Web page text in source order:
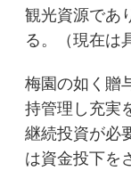
観光資源であ
る。（現在は
梅園の如く贈
持管理し充実
継続投資が必
は資金投下を